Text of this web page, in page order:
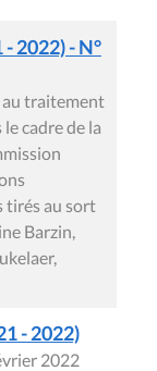
2022) - N°
traitement
cadre de la
tirés au sort
Barzin,
- 2022)
2022